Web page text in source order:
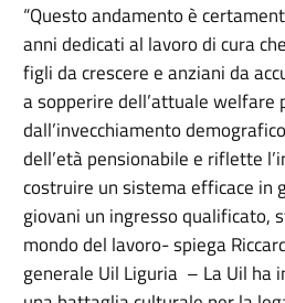
“Questo andamento è
anni dedicati al lavoro di cura
figli da crescere e anziani da
a sopperire dell’attuale welfare
dall’invecchiamento
dell’età pensionabile e riflette
costruire un sistema efficace in
giovani un ingresso qualificato,
mondo del lavoro- spiega
generale Uil Liguria – La Uil ha